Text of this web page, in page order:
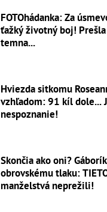
FOTOhádanka: Za
ťažký životný boj!
temna...
Hviezda sitkomu
vzhľadom: 91 kíl dole...
nespoznanie!
Skončia ako oni?
obrovskému tlaku:
manželstvá neprežili!